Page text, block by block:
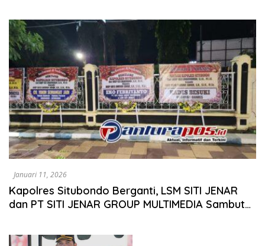
Januari 11, 2026
Kapolres Situbondo Berganti, LSM SITI JENAR
dan PT SITI JENAR GROUP MULTIMEDIA Sambut
Hukum